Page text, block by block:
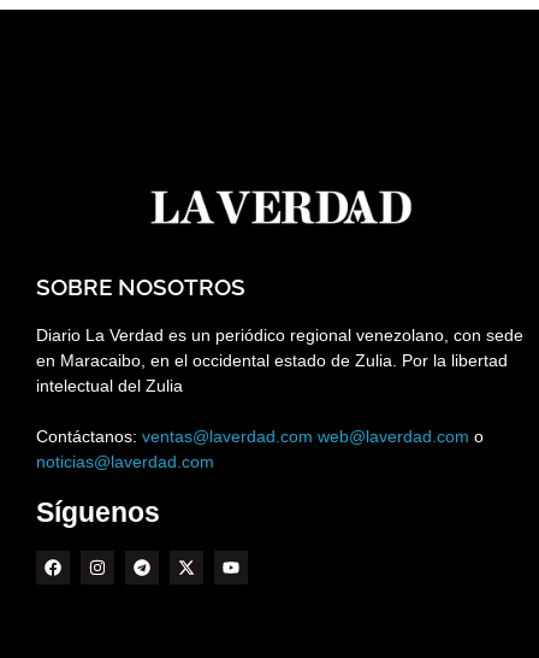
SOBRE NOSOTROS
Diario La Verdad es un periódico regional venezolano, con sede
en Maracaibo, en el occidental estado de Zulia. Por la libertad
intelectual del Zulia
Contáctanos: ventas@laverdad.com web@laverdad.com o
noticias@laverdad.com
Síguenos